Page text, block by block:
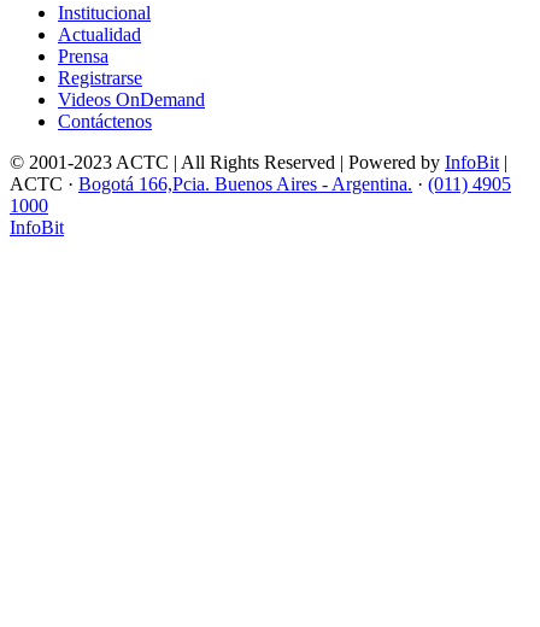
Institucional
Actualidad
Prensa
Registrarse
Videos OnDemand
Contáctenos
© 2001-2023 ACTC | All Rights Reserved | Powered by InfoBit |
ACTC · Bogotá 166,Pcia. Buenos Aires - Argentina. · (011) 4905
1000
InfoBit